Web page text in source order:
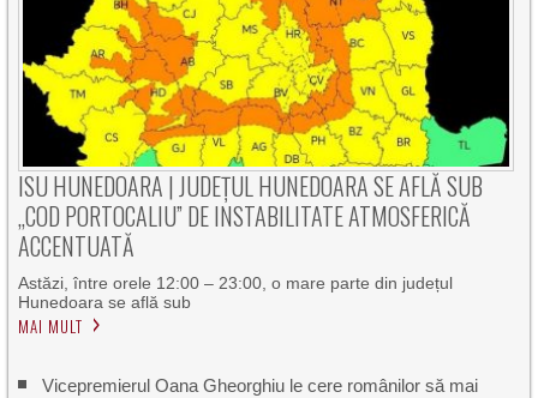
ISU HUNEDOARA | JUDEȚUL HUNEDOARA SE AFLĂ SUB
„COD PORTOCALIU” DE INSTABILITATE ATMOSFERICĂ
ACCENTUATĂ
Astăzi, între orele 12:00 – 23:00, o mare parte din județul
Hunedoara se află sub
MAI MULT
Vicepremierul Oana Gheorghiu le cere românilor să mai